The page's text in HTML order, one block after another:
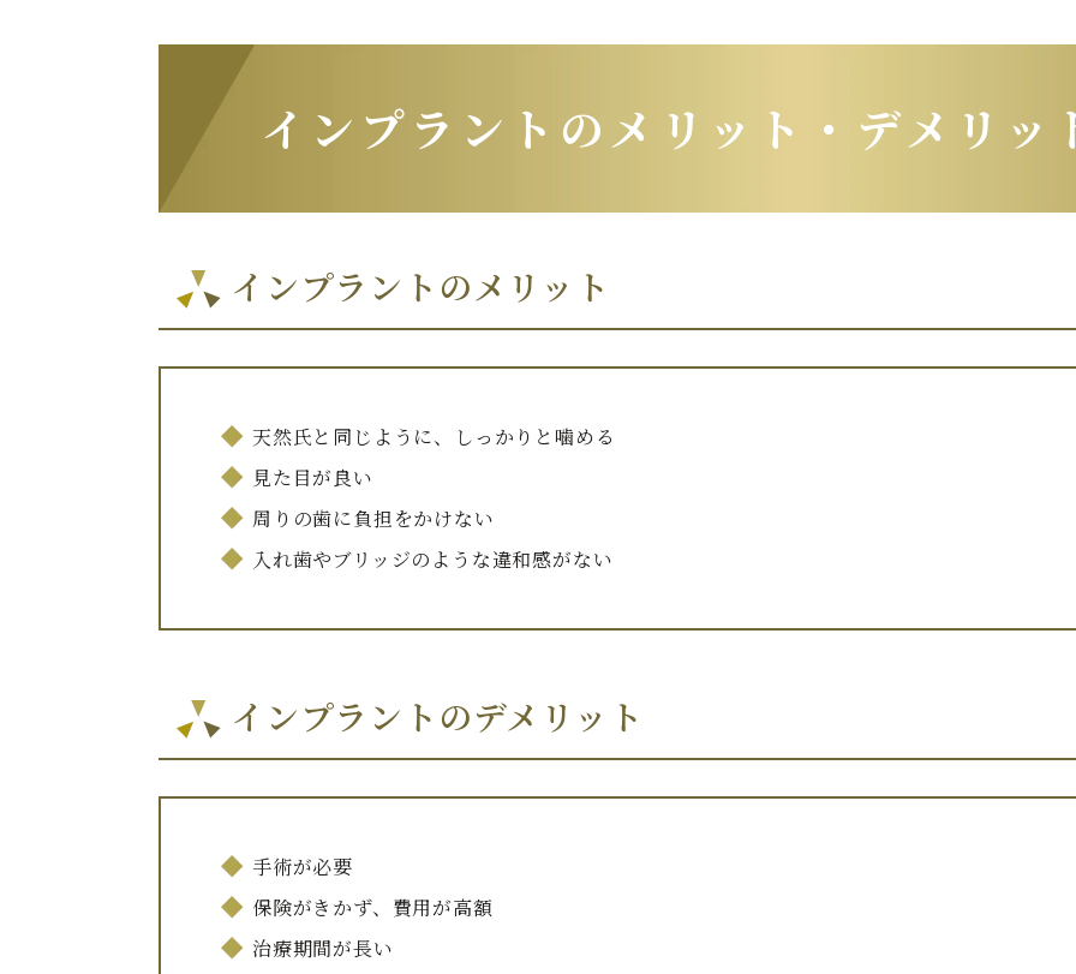
インプラントのメリット・デメリッ
インプラントのメリット
天然氏と同じように、しっかりと噛める
見た目が良い
周りの歯に負担をかけない
入れ歯やブリッジのような違和感がない
インプラントのデメリット
手術が必要
保険がきかず、費用が高額
治療期間が長い